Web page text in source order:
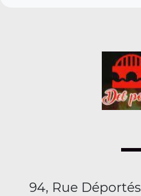
94, Rue